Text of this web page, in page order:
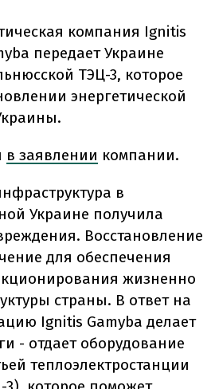
компания Ignitis
передает Украине
ТЭЦ-3, которое
энергетической
в заявлении компании.
в
Украине получила
Восстановление
для обеспечения
жизненно
страны. В ответ на
Ignitis Gamyba делает
- отдает оборудование
теплоэлектростанции